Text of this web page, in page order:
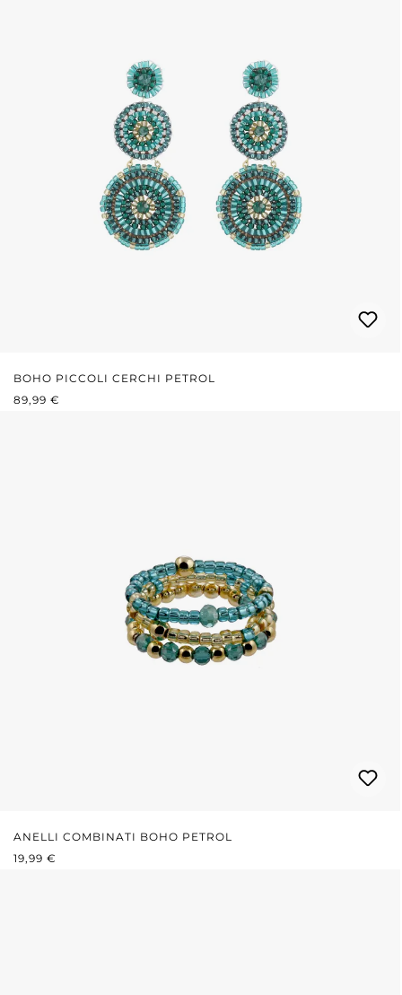
BOHO PICCOLI CERCHI PETROL
PREZZO NORMALE:
89,99 €
ANELLI COMBINATI BOHO PETROL
PREZZO NORMALE:
19,99 €